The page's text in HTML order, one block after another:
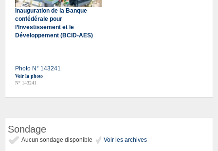
Inauguration de la Banque
confédérale pour
l’Investissement et le
Développement (BCID-AES)
Photo N° 143241
Voir la photo
N° 143241
Sondage
Aucun sondage disponible Voir les archives